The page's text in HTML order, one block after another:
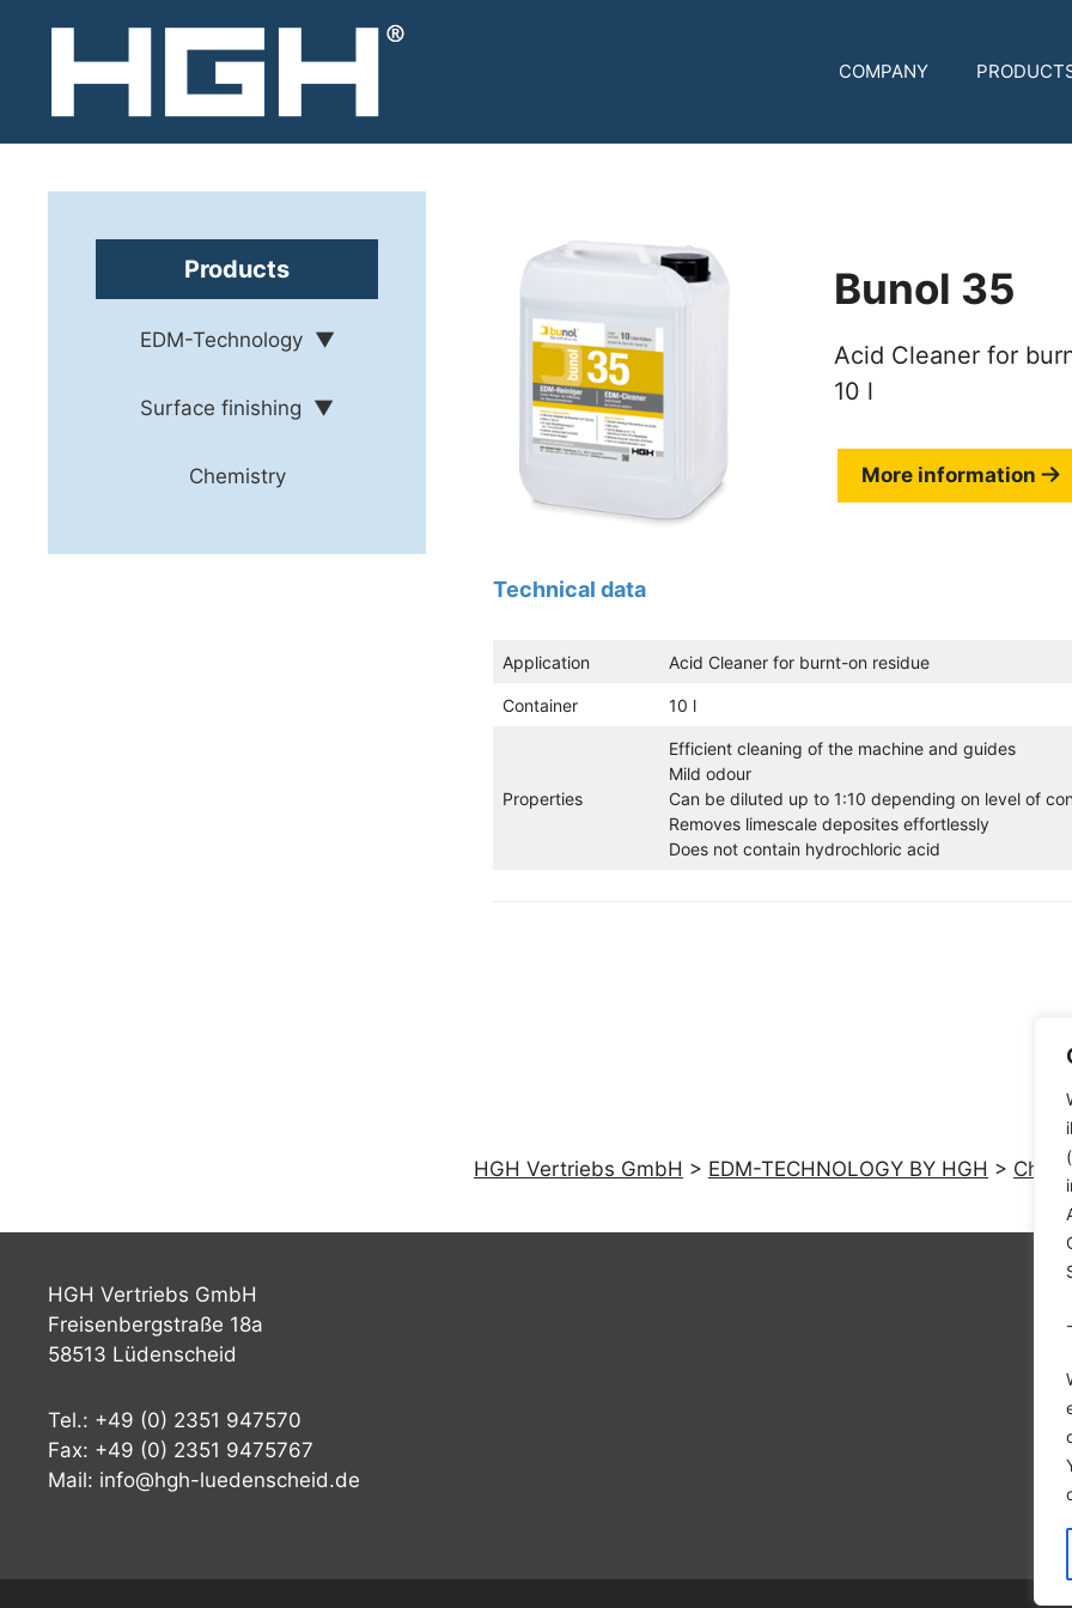
COMPANY
Bunol 35
Acid Cleaner for
10 l
More information
Technical data
Application Acid Cleaner for burnt-on residue
Container 10 l
Properties
Efficient cleaning of the machine and guides
Mild odour
Can be diluted up to 1:10 depending on level of
Removes limescale deposites effortlessly
Does not contain hydrochloric acid
HGH Vertriebs GmbH > EDM-TECHNOLOGY BY HGH >
Products
EDM-Technology
Surface finishing
Chemistry
HGH Vertriebs GmbH
Freisenbergstraße 18a
58513 Lüdenscheid
Tel.: +49 (0) 2351 947570
Fax: +49 (0) 2351 9475767
Mail: info@hgh-luedenscheid.de